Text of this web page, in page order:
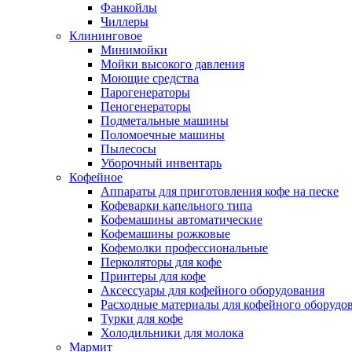
Фанкойлы
Чиллеры
Клининговое
Минимойки
Мойки высокого давления
Моющие средства
Парогенераторы
Пеногенераторы
Подметальные машины
Поломоечные машины
Пылесосы
Уборочный инвентарь
Кофейное
Аппараты для приготовления кофе на песке
Кофеварки капельного типа
Кофемашины автоматические
Кофемашины рожковые
Кофемолки профессиональные
Перколяторы для кофе
Принтеры для кофе
Аксессуары для кофейного оборудования
Расходные материалы для кофейного
Турки для кофе
Холодильники для молока
Мармит